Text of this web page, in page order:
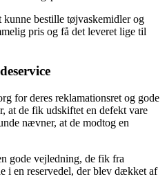
bestille tøjvaskemidler og
pris og få det leveret lige til
for deres reklamationsret og gode
at de fik udskiftet en defekt vare
nævner, at de modtog en
gode vejledning, de fik fra
i en reservedel, der blev dækket af